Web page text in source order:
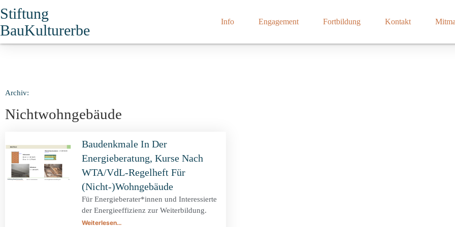
Stiftung
BauKulturerbe
Info Engagement Fortbildung Kontakt
Archiv:
Nichtwohngebäude
Baudenkmale In Der
Energieberatung, Kurse Nach
WTA/VdL-Regelheft Für
(Nicht-)Wohngebäude
Für Energieberater*innen und Interessierte
der Energieeffizienz zur Weiterbildung.
Weiterlesen…